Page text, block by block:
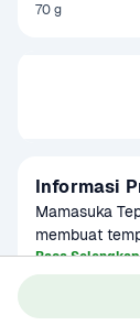
70 g
Informasi
Mamasuka
membuat
bumbu
sebagai
dan lezat di
Baca
Kategori